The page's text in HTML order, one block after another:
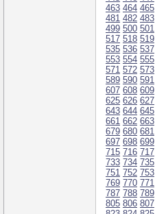
463 464 465
481 482 483
499 500 501
517 518 519
535 536 537
553 554 555
571 572 573
589 590 591
607 608 609
625 626 627
643 644 645
661 662 663
679 680 681
697 698 699
715 716 717
733 734 735
751 752 753
769 770 771
787 788 789
805 806 807